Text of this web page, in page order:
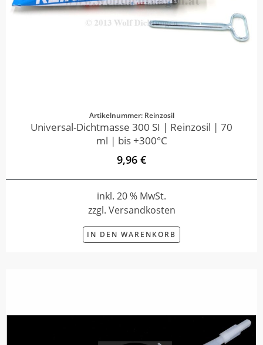
Artikelnummer: Reinzosil
Universal-Dichtmasse 300 SI | Reinzosil | 70
ml | bis +300°C
9,96 €
inkl. 20 % MwSt.
zzgl. Versandkosten
IN DEN WARENKORB